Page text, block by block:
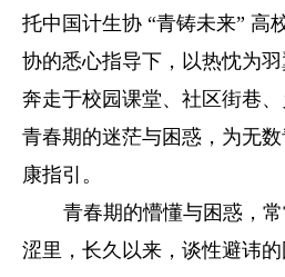
托中国计生协 “青铸未来” 高
协的悉心指导下，以热忱为羽
奔走于校园课堂、社区街巷
青春期的迷茫与困惑，为无
康指引。
青春期的懵懂与困惑，
涩里，长久以来，谈性避讳